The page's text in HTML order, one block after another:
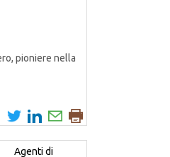
pioniere nella